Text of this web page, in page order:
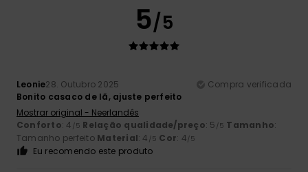
5/5
Leonie28. Outubro 2025
Compra verificada
Bonito casaco de lã, ajuste perfeito
Mostrar original - Neerlandês
Conforto: 4 /5 Relação qualidade/preço: 5 /5 Tamanho:
Tamanho perfeito Material: 4 /5 Cor: 4/5
Eu recomendo este produto